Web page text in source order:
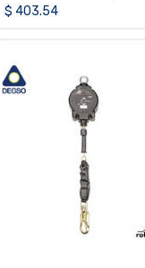
m y diámetro 10.5 mm
$ 403.54